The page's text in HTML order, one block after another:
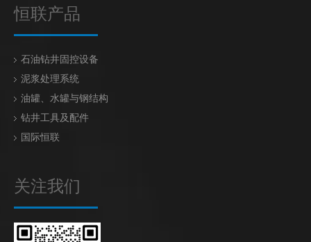
恒联产品
石油钻井固控设备
泥浆处理系统
油罐、水罐与钢结构
钻井工具及配件
国际恒联
关注我们